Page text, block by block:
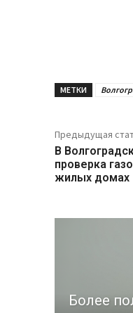
МЕТКИ
Предыдущая
В
проверка
жилых домах
Более